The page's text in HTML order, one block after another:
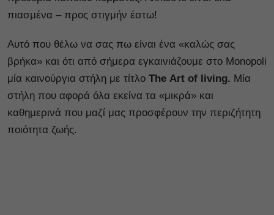
πιασμένα – προς στιγμήν έστω!
Αυτό που θέλω να σας πω είναι ένα «καλώς σας
βρήκα» και ότι από σήμερα εγκαινιάζουμε στο Monopoli
μία καινούργια στήλη με τίτλο The Αrt of living. Μία
στήλη που αφορά όλα εκείνα τα «μικρά» και
καθημερινά που μαζί μας προσφέρουν την περιζήτητη
ποιότητα ζωής.